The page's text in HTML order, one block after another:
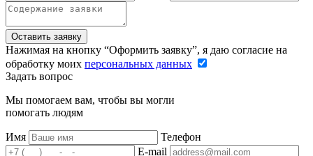
Оставить заявку
Нажимая на кнопку “Оформить заявку”, я даю согласие на
обработку моих персональных данных
Задать вопрос
Мы помогаем вам, чтобы вы могли
помогать людям
Имя
Телефон
E-mail